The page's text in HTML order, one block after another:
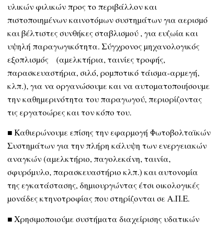
υλικών φιλικών προς το περιβάλλον και
πιστοποιηµένων καινοτόµων συστηµάτων για αερισµό
και βέλτιστες συνθήκες σταβλισµού , για ευζωία και
υψηλή παραγωγικότητα. Σύγχρονος µηχανολογικός
εξοπλισµός (αµελκτήρια, ταινίες τροφής,
παρασκευαστήρια, σιλό, ροµποτικό τάισµα-αρµεγή,
κλπ.), για να οργανώσουµε και να αυτοµατοποιήσουµε
την καθηµερινότητα του παραγωγού, περιορίζοντας
τις εργατοώρες και τον κόπο του.
■ Καθιερώνουµε επίσης την εφαρµογή Φωτοβολταϊκών
Συστηµάτων για την πλήρη κάλυψη των ενεργειακών
αναγκών (αµελκτήριο, παγολεκάνη, ταινία,
σφυρόµυλο, παρασκευαστήριο κλπ.) και αυτονοµία
της εγκατάστασης, δηµιουργώντας έτσι οικολογικές
µονάδες κτηνοτροφίας που στηρίζονται σε Α.Π.Ε.
■ Χρησιµοποιούµε συστήµατα διαχείρισης υδατικών